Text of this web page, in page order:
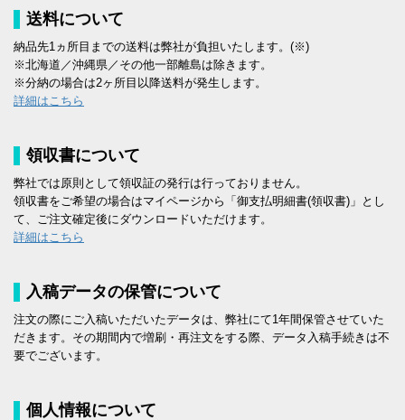
送料について
納品先1ヵ所目までの送料は弊社が負担いたします。(※)
※北海道／沖縄県／その他一部離島は除きます。
※分納の場合は2ヶ所目以降送料が発生します。
詳細はこちら
領収書について
弊社では原則として領収証の発行は行っておりません。
領収書をご希望の場合はマイページから「御支払明細書(領収書)」とし
て、ご注文確定後にダウンロードいただけます。
詳細はこちら
入稿データの保管について
注文の際にご入稿いただいたデータは、弊社にて1年間保管させていた
だきます。その期間内で増刷・再注文をする際、データ入稿手続きは不
要でございます。
個人情報について